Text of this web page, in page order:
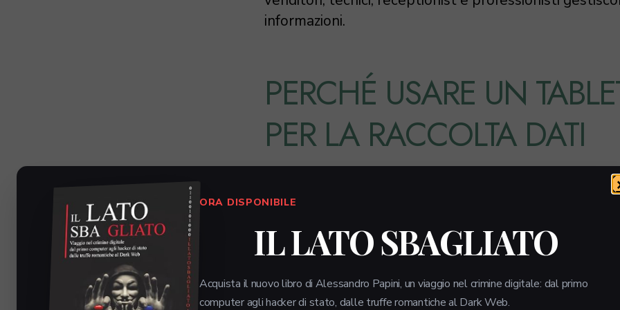
ORA DISPONIBILE
IL LATO SBAGLIATO
Acquista il nuovo libro di Alessandro Papini, un viaggio nel crimine digitale: dal primo
computer agli hacker di stato, dalle truffe romantiche al Dark Web.
informazioni.
PERCHÉ USARE UN
PER LA RACCOLTA DATI
elettroniche offre numerosi vantaggi. Innanzitutto, la
mobilità: i professionisti possono operare ovunque,
necessità di infrastrutture fisse. Questo è
utile per chi lavora in ambienti dinamici, come
campo o tecnici in visita presso i clienti.